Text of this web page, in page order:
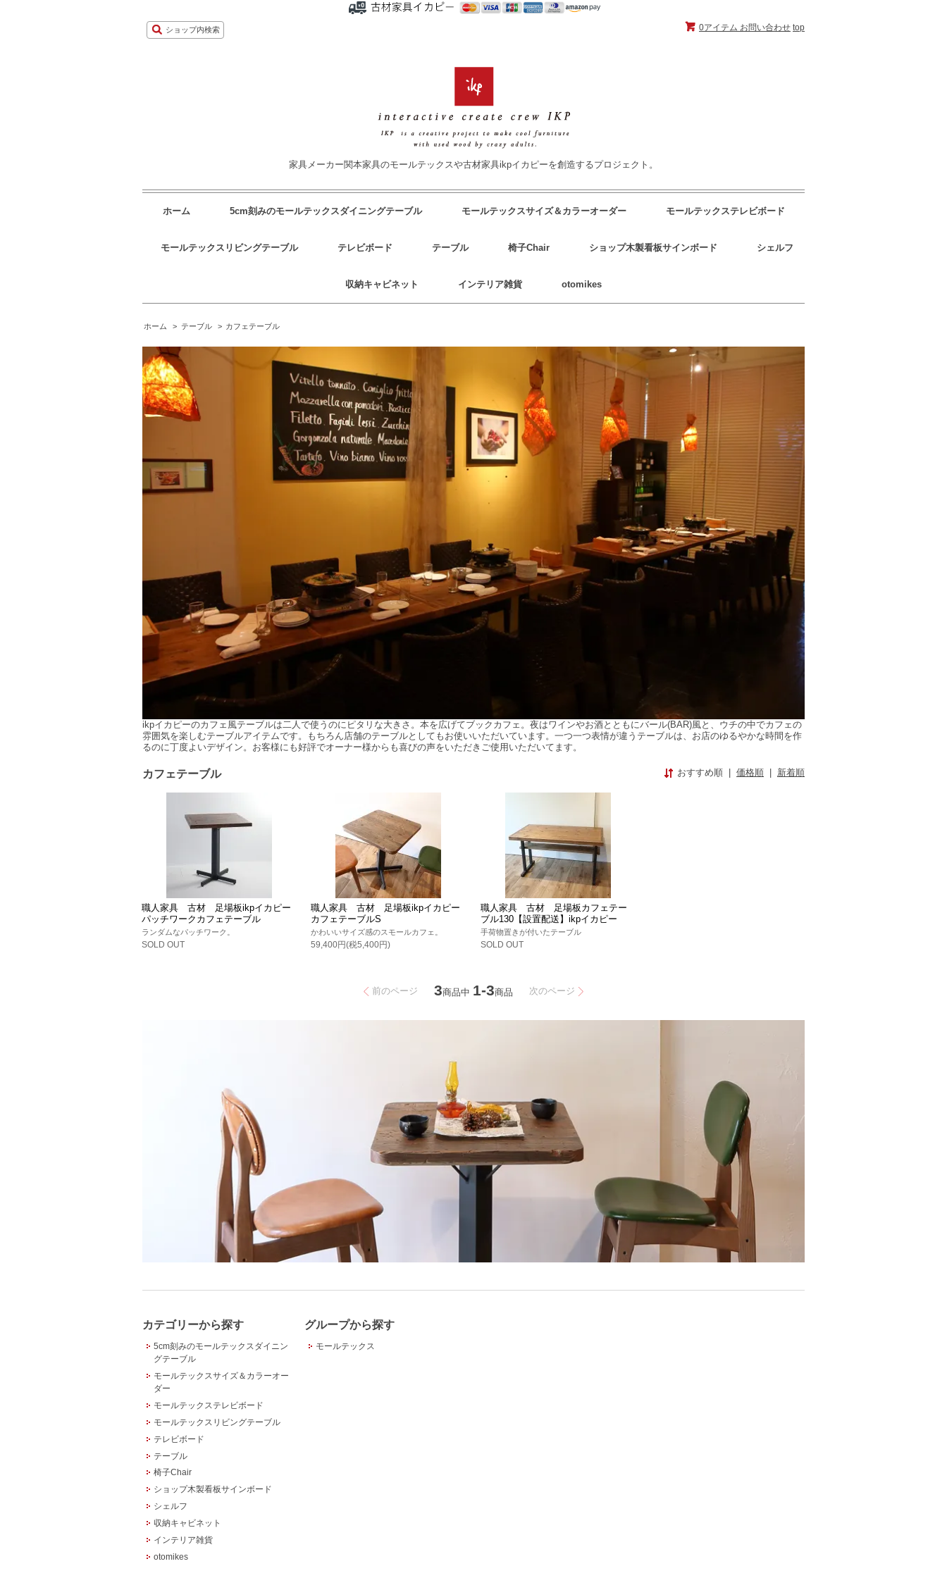
0アイテム お問い合わせ top
ショップ内検索
家具メーカー関本家具のモールテックスや古材家具ikpイカピーを創造するプロジェクト。
ホーム 5cm刻みのモールテックスダイニングテーブル モールテックスサイズ＆カラーオーダー モールテックステレビボード
モールテックスリビングテーブル テレビボード テーブル 椅子Chair ショップ木製看板サインボード シェルフ
収納キャビネット インテリア雑貨 otomikes
ホーム > テーブル > カフェテーブル
ikpイカピーのカフェ風テーブルは二人で使うのにピタリな大きさ。本を広げてブックカフェ。夜はワインやお酒とともにバール(BAR)風と、ウチの中でカフェの
雰囲気を楽しむテーブルアイテムです。もちろん店舗のテーブルとしてもお使いいただいています。一つ一つ表情が違うテーブルは、お店のゆるやかな時間を作
るのに丁度よいデザイン。お客様にも好評でオーナー様からも喜びの声をいただきご使用いただいてます。
カフェテーブル おすすめ順 価格順 新着順
職人家具 古材 足場板ikpイカピー
パッチワークカフェテーブル
ランダムなパッチワーク。
SOLD OUT
職人家具 古材 足場板ikpイカピー
カフェテーブルS
かわいいサイズ感のスモールカフェ。
59,400円(税5,400円)
職人家具 古材 足場板カフェテー
ブル130【設置配送】ikpイカピー
手荷物置きが付いたテーブル
SOLD OUT
前のページ 3商品中 1-3商品 次のページ
カテゴリーから探す
5cm刻みのモールテックスダイニン
グテーブル
モールテックスサイズ＆カラーオー
ダー
モールテックステレビボード
モールテックスリビングテーブル
テレビボード
テーブル
椅子Chair
ショップ木製看板サインボード
シェルフ
収納キャビネット
インテリア雑貨
otomikes
グループから探す
モールテックス